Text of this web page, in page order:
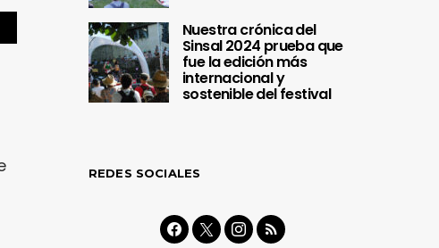
Nuestra crónica del
Sinsal 2024 prueba que
fue la edición más
internacional y
sostenible del festival
REDES SOCIALES